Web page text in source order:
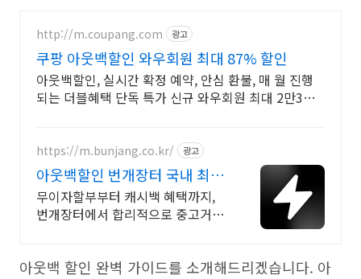
http://m.coupang.com 광고
쿠팡 아웃백할인 와우회원 최대 87% 할인
아웃백할인, 실시간 확정 예약, 안심 환불, 매 월 진행
되는 더블혜택 단독 특가 신규 와우회원 최대 2만3천
https://m.bunjang.co.kr/ 광고
아웃백할인 번개장터 국내 최대
브랜드 중고거래
무이자할부부터 캐시백 혜택까지,
번개장터에서 합리적으로 중고거래
신규 상품 업로드
아웃백 할인 완벽 가이드를 소개해드리겠습니다. 아